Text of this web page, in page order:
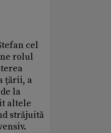
cel
rolul
ţării, a
la
altele
străjuită